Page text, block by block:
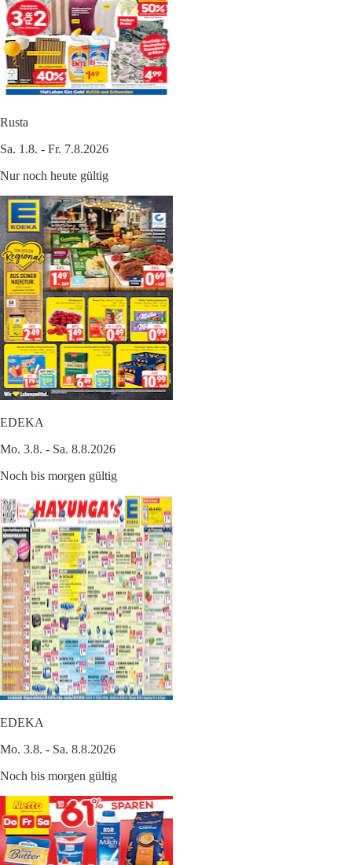
Rusta
Sa. 1.8. - Fr. 7.8.2026
Nur noch heute gültig
EDEKA
Mo. 3.8. - Sa. 8.8.2026
Noch bis morgen gültig
EDEKA
Mo. 3.8. - Sa. 8.8.2026
Noch bis morgen gültig